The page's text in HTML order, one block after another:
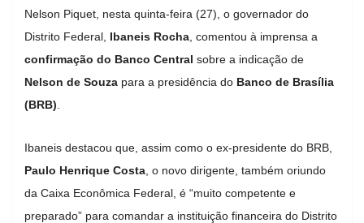
Nelson Piquet, nesta quinta-feira (27), o governador do
Distrito Federal, Ibaneis Rocha , comentou à imprensa a
confirmação do Banco Central sobre a indicação de
Nelson de Souza para a presidência do Banco de Brasília
(BRB)
Ibaneis destacou que, assim como o ex-presidente do BRB,
Paulo Henrique Costa , o novo dirigente, também oriundo
da Caixa Econômica Federal, é “muito competente e
preparado” para comandar a instituição financeira do Distrito